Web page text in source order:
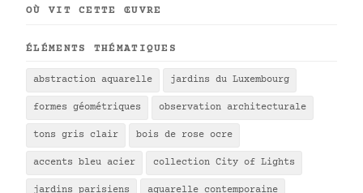
OÙ VIT CETTE ŒUVRE
ÉLÉMENTS THÉMATIQUES
abstraction aquarelle jardins du Luxembourg
formes géométriques observation architecturale
tons gris clair bois de rose ocre
accents bleu acier collection City of Lights
jardins parisiens aquarelle contemporaine